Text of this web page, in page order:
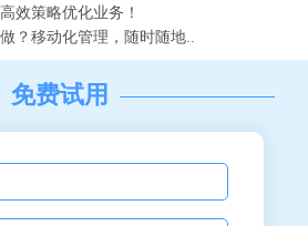
效策略优化业务！
？移动化管理，随时随地..
免费试用